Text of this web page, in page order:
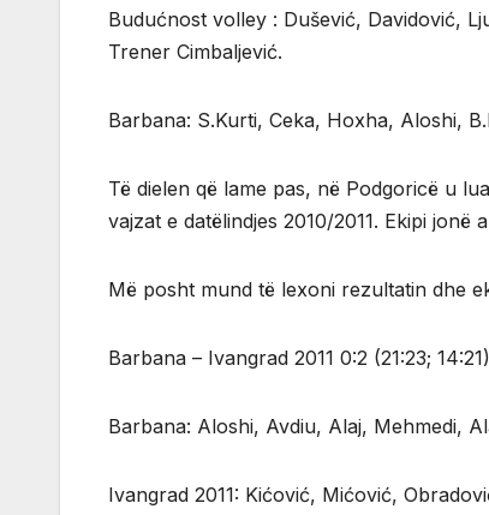
Budućnost volley : Dušević, Davidović,
Trener Cimbaljević.
Barbana: S.Kurti, Ceka, Hoxha, Aloshi,
Të dielen që lame pas, në Podgoricë u
vajzat e datëlindjes 2010/2011. Ekipi jonë
Më posht mund të lexoni rezultatin dhe
Barbana – Ivangrad 2011 0:2 (21:23; 14:21)
Barbana: Aloshi, Avdiu, Alaj, Mehmedi,
Ivangrad 2011: Kićović, Mićović,